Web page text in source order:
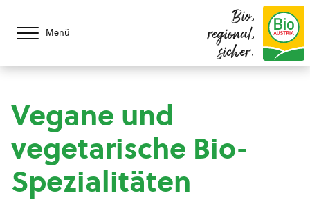
Menü
Bio,
regional,
sicher.
Vegane und
vegetarische Bio-
Spezialitäten